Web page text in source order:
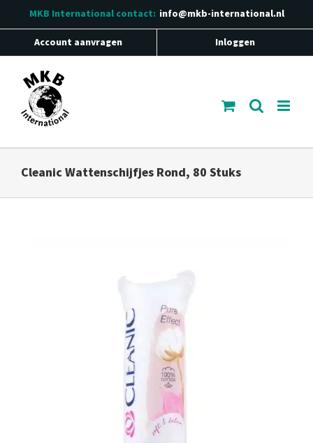
inhoud
MKB Internationalcontact: info@mkb-international.nl
Account aanvragen Inloggen
Cleanic Wattenschijfjes Rond, 80 Stuks